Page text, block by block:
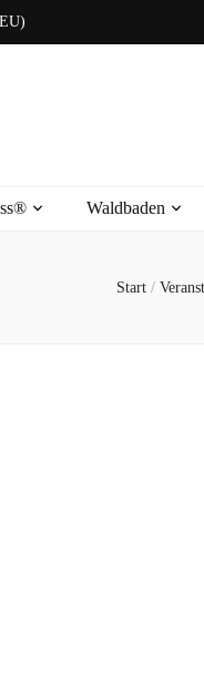
Waldbaden
Start /